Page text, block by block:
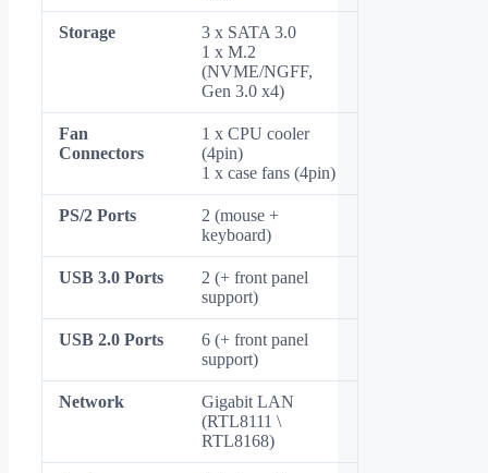
Storage
3 x SATA 3.0
1 x M.2
(NVME/NGFF,
Gen 3.0 x4)
Fan
Connectors
1 x CPU cooler
(4pin)
1 x case fans (4pin)
PS/2 Ports
2 (mouse +
keyboard)
USB 3.0 Ports
2 (+ front panel
support)
USB 2.0 Ports
6 (+ front panel
support)
Network
Gigabit LAN
(RTL8111 \
RTL8168)